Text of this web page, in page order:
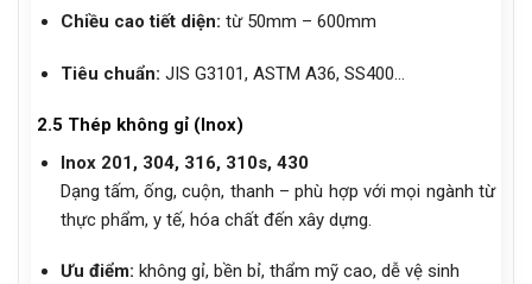
Chiều cao tiết diện: từ 50mm – 600mm
Tiêu chuẩn: JIS G3101, ASTM A36, SS400…
2.5 Thép không gỉ (Inox)
Inox 201, 304, 316, 310s, 430
Dạng tấm, ống, cuộn, thanh – phù hợp với mọi ngành từ
thực phẩm, y tế, hóa chất đến xây dựng.
Ưu điểm: không gỉ, bền bỉ, thẩm mỹ cao, dễ vệ sinh